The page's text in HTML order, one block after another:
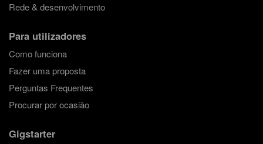
Rede & desenvolvimento
Para utilizadores
Como funciona
Fazer uma proposta
Perguntas Frequentes
Procurar por ocasião
Gigstarter